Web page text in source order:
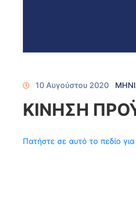
10 Αυγούστου 2020
ΚΙΝΗΣΗ
Πατήστε σε αυτό το πεδίο